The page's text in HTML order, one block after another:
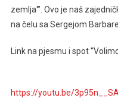
zemlja'”. Ovo je naš
na čelu sa Sergejom
Link na pjesmu i spot
https://youtu.be/